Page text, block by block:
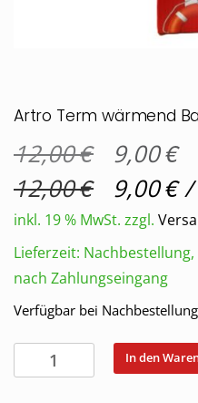
Artro Term wärmend
12,00€ Preis
war:
12,00 €
9,00€
12,00€ 9,00€/
inkl. 19 % MwSt. zzgl.
Lieferzeit:
nach Zahlungseingang
Verfügbar bei Nachbestellung
Term
In den